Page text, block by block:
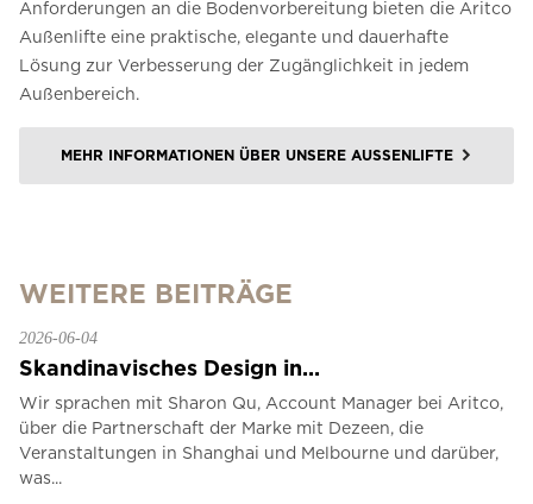
Anforderungen an die Bodenvorbereitung bieten die Aritco
Außenlifte eine praktische, elegante und dauerhafte
Lösung zur Verbesserung der Zugänglichkeit in jedem
Außenbereich.
MEHR INFORMATIONEN ÜBER UNSERE AUSSENLIFTE
WEITERE BEITRÄGE
2026-06-04
Skandinavisches Design in...
Wir sprachen mit Sharon Qu, Account Manager bei Aritco,
über die Partnerschaft der Marke mit Dezeen, die
Veranstaltungen in Shanghai und Melbourne und darüber,
was...